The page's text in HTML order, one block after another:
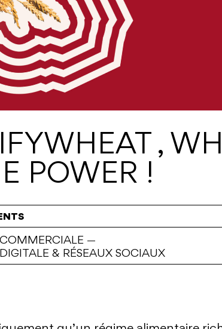
,
POWER !
—
& RÉSEAUX SOCIAUX